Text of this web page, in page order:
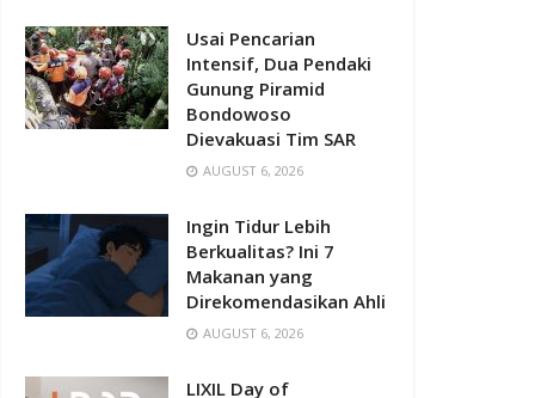
Usai Pencarian
Intensif, Dua Pendaki
Gunung Piramid
Bondowoso
Dievakuasi Tim SAR
AUGUST 6, 2026
Ingin Tidur Lebih
Berkualitas? Ini 7
Makanan yang
Direkomendasikan Ahli
AUGUST 6, 2026
LIXIL Day of